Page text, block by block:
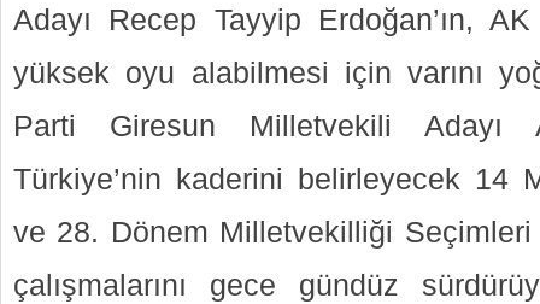
Adayı Recep Tayyip Erdoğan’ın,
yüksek oyu alabilmesi için varını
Parti Giresun Milletvekili Adayı
Türkiye’nin kaderini belirleyecek 14
ve 28. Dönem Milletvekilliği
çalışmalarını gece gündüz